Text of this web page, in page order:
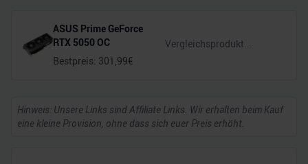
ASUS Prime GeForce
RTX 5050 OC
Bestpreis: 301,99€
Hinweis: Unsere Links sind Affiliate Links. Wir erhalten beim Kauf
eine kleine Provision, ohne dass sich euer Preis erhöht.